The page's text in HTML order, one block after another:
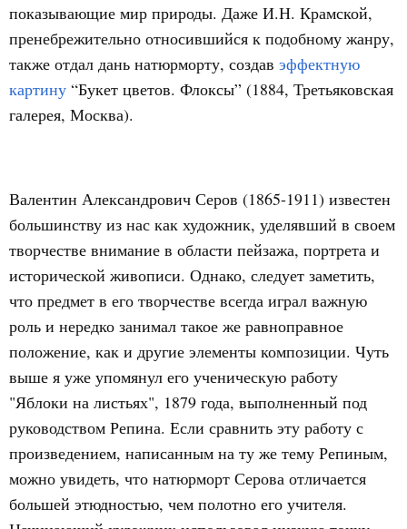
показывающие мир природы. Даже И.Н. Крамской,
пренебрежительно относившийся к подобному жанру,
также отдал дань натюрморту, создав эффектную
картину “Букет цветов. Флоксы” (1884, Третьяковская
галерея, Москва).
Валентин Александрович Серов (1865-1911) известен
большинству из нас как художник, уделявший в своем
творчестве внимание в области пейзажа, портрета и
исторической живописи. Однако, следует заметить,
что предмет в его творчестве всегда играл важную
роль и нередко занимал такое же равноправное
положение, как и другие элементы композиции. Чуть
выше я уже упомянул его ученическую работу
"Яблоки на листьях", 1879 года, выполненный под
руководством Репина. Если сравнить эту работу с
произведением, написанным на ту же тему Репиным,
можно увидеть, что натюрморт Серова отличается
большей этюдностью, чем полотно его учителя.